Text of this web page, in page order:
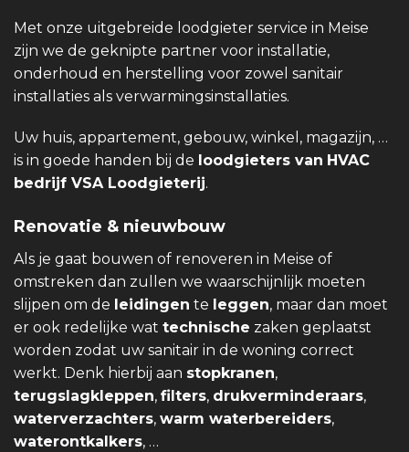
Met onze uitgebreide loodgieter service in Meise
zijn we de geknipte partner voor installatie,
onderhoud en herstelling voor zowel sanitair
installaties als verwarmingsinstallaties.
Uw huis, appartement, gebouw, winkel, magazijn, …
is in goede handen bij de loodgieters van HVAC
bedrijf VSA Loodgieterij.
Renovatie & nieuwbouw
Als je gaat bouwen of renoveren in Meise of
omstreken dan zullen we waarschijnlijk moeten
slijpen om de leidingen te leggen, maar dan moet
er ook redelijke wat technische zaken geplaatst
worden zodat uw sanitair in de woning correct
werkt. Denk hierbij aan stopkranen,
terugslagkleppen, filters, drukverminderaars,
waterverzachters, warm waterbereiders,
waterontkalkers, …